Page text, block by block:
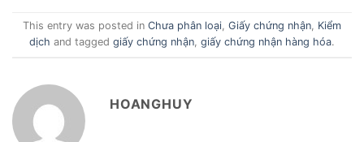
This entry was posted in Chưa phân loại, Giấy chứng nhận, Kiểm
dịch and tagged giấy chứng nhận, giấy chứng nhận hàng hóa.
HOANGHUY